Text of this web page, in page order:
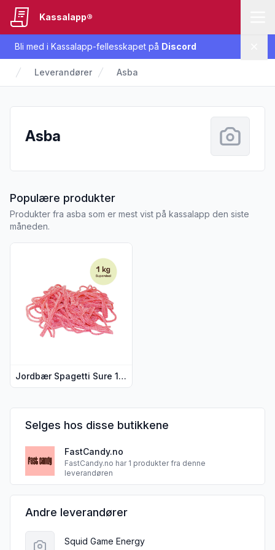
Bli med i Kassalapp-fellesskapet på Discord
Kassalapp®
Leverandører Asba
Asba
Populære produkterfra Asba
Produkter fra asba som er mest vist på kassalapp den siste
måneden.
Jordbær Spagetti Sure 1 kg
Selges hos disse butikkene
FastCandy.no
FastCandy.no har 1 produkter fra denne
leverandøren
Andre leverandører
Squid Game Energy